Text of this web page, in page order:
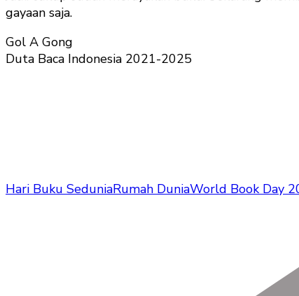
gayaan saja.
Gol A Gong
Duta Baca Indonesia 2021-2025
Hari Buku SeduniaRumah DuniaWorld Book Day